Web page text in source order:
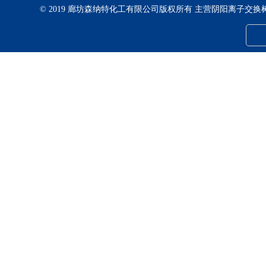
© 2019 廊坊森纳特化工有限公司版权所有 主营阴阳离子交换